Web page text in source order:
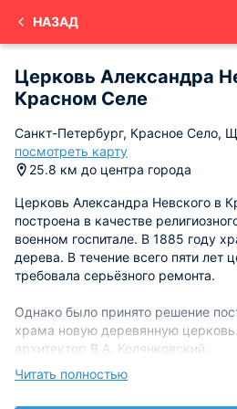
НАЗАД
Церковь Александра
Красном Селе
Санкт-Петербург, Красное Село,
посмотреть карту
25.8 км до центра города
Церковь Александра Невского в
построена в качестве
военном госпитале. В 1885 году
дерева. В течение всего пяти лет
требовала серьёзного ремонта.
Однако было принято решение
храма новую деревянную
архитектор В.А. Колянковский.
Возведение нового сооружения
месяца и уже в июле 1890 года
Читать полностью